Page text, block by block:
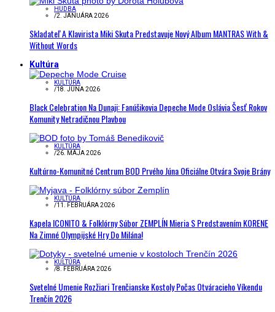
HUDBA
/2. JANUÁRA 2026
Skladateľ A Klavirista Miki Skuta Predstavuje Nový Album MANTRAS With &
Without Words
Kultúra
KULTÚRA
/18. JÚNA 2026
Black Celebration Na Dunaji: Fanúšikovia Depeche Mode Oslávia Šesť Rokov
Komunity Netradičnou Plavbou
KULTÚRA
/26. MÁJA 2026
Kultúrno-Komunitné Centrum BOD Prvého Júna Oficiálne Otvára Svoje Brány
KULTÚRA
/11. FEBRUÁRA 2026
Kapela ICONITO & Folklórny Súbor ZEMPLÍN Mieria S Predstavením KORENE
Na Zimné Olympijské Hry Do Milána!
KULTÚRA
/8. FEBRUÁRA 2026
Svetelné Umenie Rozžiari Trenčianske Kostoly Počas Otváracieho Víkendu
Trenčín 2026